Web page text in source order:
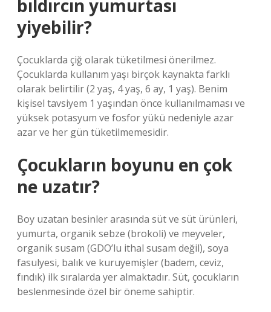
bıldırcın yumurtası
yiyebilir?
Çocuklarda çiğ olarak tüketilmesi önerilmez.
Çocuklarda kullanım yaşı birçok kaynakta farklı
olarak belirtilir (2 yaş, 4 yaş, 6 ay, 1 yaş). Benim
kişisel tavsiyem 1 yaşından önce kullanılmaması ve
yüksek potasyum ve fosfor yükü nedeniyle azar
azar ve her gün tüketilmemesidir.
Çocukların boyunu en çok
ne uzatır?
Boy uzatan besinler arasında süt ve süt ürünleri,
yumurta, organik sebze (brokoli) ve meyveler,
organik susam (GDO’lu ithal susam değil), soya
fasulyesi, balık ve kuruyemişler (badem, ceviz,
fındık) ilk sıralarda yer almaktadır. Süt, çocukların
beslenmesinde özel bir öneme sahiptir.